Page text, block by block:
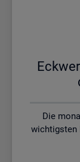
Die
wichtigsten